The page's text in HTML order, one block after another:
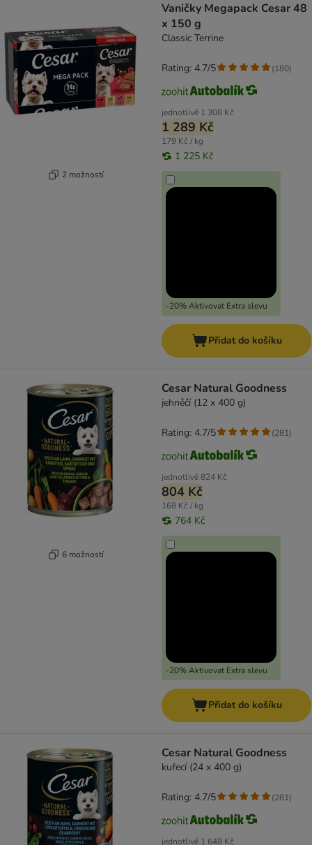
2 možností
Vaničky Megapack Cesar 48
x 150 g
Classic Terrine
jednotlivě 1 308 Kč
1 289 Kč
179 Kč / kg
1 225 Kč
-20% Aktivovat Extra slevu
Rating: 4.7/5 (180)
Přidat do košíku
6 možností
Cesar Natural Goodness
jehněčí (12 x 400 g)
jednotlivě824 Kč
804 Kč
168 Kč / kg
764 Kč
-20% Aktivovat Extra slevu
Rating: 4.7/5 (281)
Přidat do košíku
Cesar Natural Goodness
kuřecí (24 x 400 g)
jednotlivě 1 648 Kč
Rating: 4.7/5 (281)